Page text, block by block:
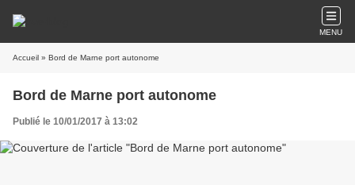
MENU
Accueil » Bord de Marne port autonome
Bord de Marne port autonome
Publié le 10/01/2017 à 13:02